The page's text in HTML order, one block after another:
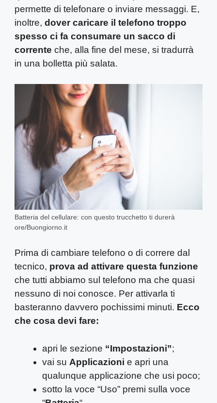
permette di telefonare o inviare messaggi. E,
inoltre, dover caricare il telefono troppo
spesso ci fa consumare un sacco di
corrente che, alla fine del mese, si tradurrà
in una bolletta più salata.
Batteria del cellulare: con questo trucchetto ti durerà
ore/Buongiorno.it
Prima di cambiare telefono o di correre dal
tecnico, prova ad attivare questa funzione
che tutti abbiamo sul telefono ma che quasi
nessuno di noi conosce. Per attivarla ti
basteranno davvero pochissimi minuti. Ecco
che cosa devi fare:
apri le sezione “Impostazioni”;
vai su Applicazioni e apri una
qualunque applicazione che usi poco;
sotto la voce “Uso” premi sulla voce